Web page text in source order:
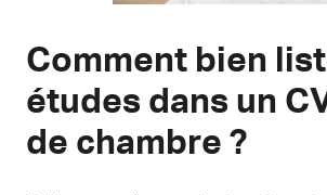
Comment bien
études dans un
de chambre ?